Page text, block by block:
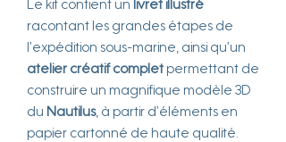
Le kit contient un livret illustré
racontant les grandes étapes de
l’expédition sous-marine, ainsi qu’un
atelier créatif complet permettant de
construire un magnifique modèle 3D
du Nautilus, à partir d’éléments en
papier cartonné de haute qualité.